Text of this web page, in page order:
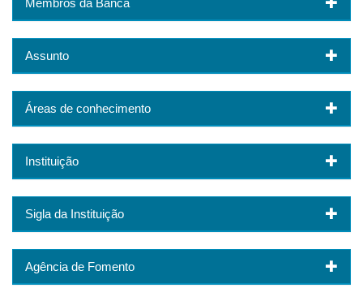
Assunto
Áreas de conhecimento
Instituição
Sigla da Instituição
Agência de Fomento